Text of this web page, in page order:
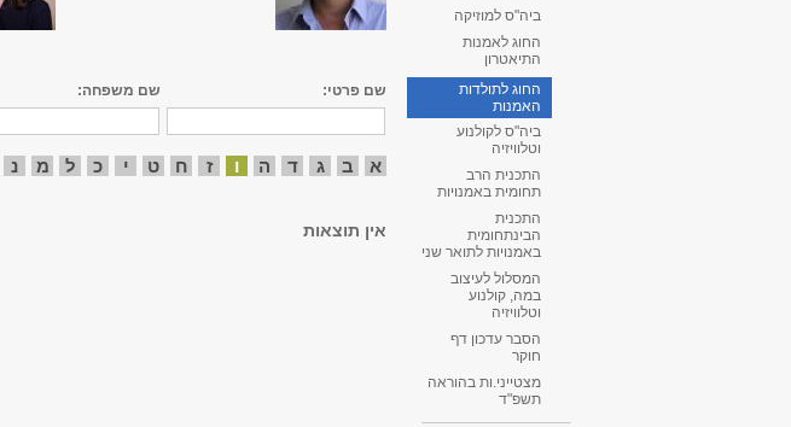
ביה"ס למוזיקה
החוג לאמנות
התיאטרון
החוג לתולדות
האמנות
ביה"ס לקולנוע
וטלוויזיה
התכנית הרב
תחומית באמנויות
התכנית
הבינתחומית
באמנויות לתואר שני
המסלול לעיצוב
במה, קולנוע
וטלוויזיה
הסבר עדכון דף
חוקר
מצטייני.ות בהוראה
תשפ"ד
שם פרטי: שם משפחה:
א ב ג ד ה ו ז ח ט י כ ל מ נ
אין תוצאות